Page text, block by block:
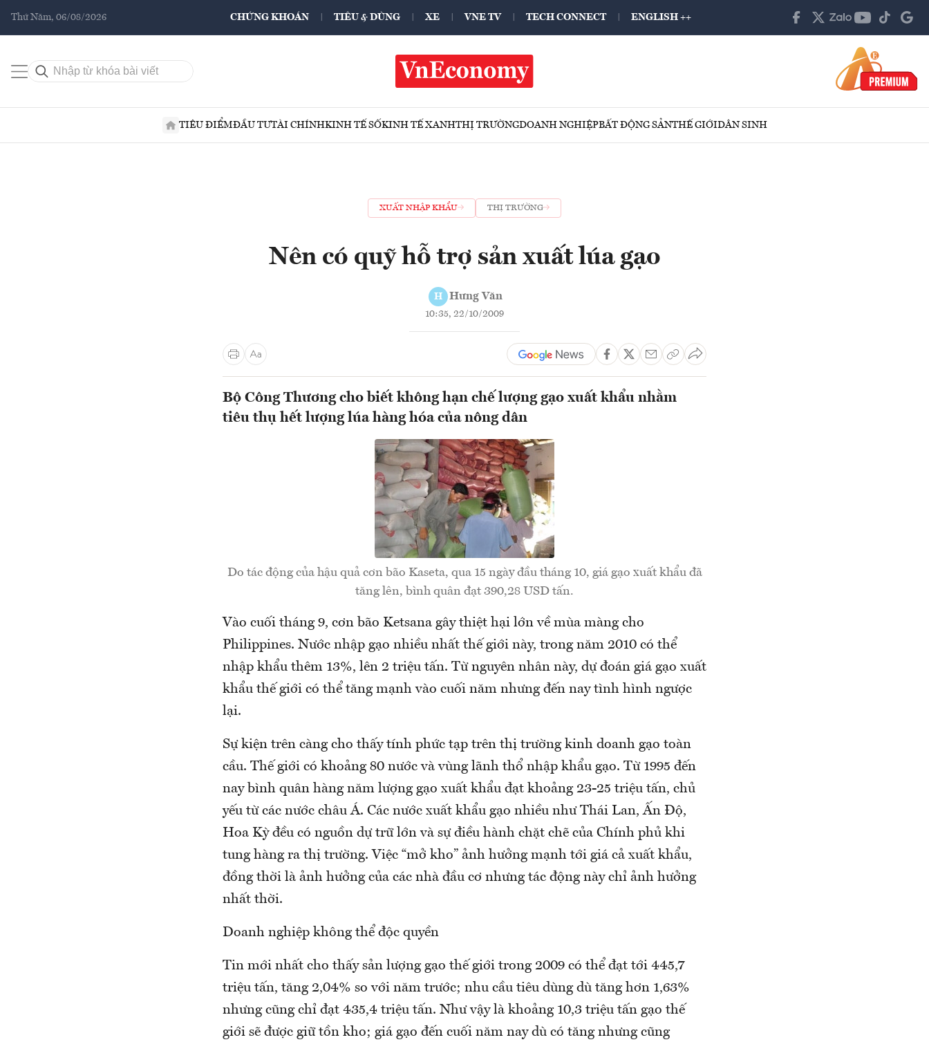
Thứ Năm, 06/08/2026 CHỨNG KHOÁN TIÊU & DÙNG XE VNE TV TECH CONNECT ENGLISH ++
TIÊU ĐIỂMĐẦU TƯTÀI CHÍNHKINH TẾ SỐKINH TẾ XANHTHỊ TRƯỜNGDOANH NGHIỆPBẤT ĐỘNG SẢNTHẾ GIỚIDÂN SINH
XUẤT NHẬP KHẨU THỊ TRƯỜNG
Nên có quỹ hỗ trợ sản xuất lúa gạo
H Hưng Văn
10:35, 22/10/2009
Bộ Công Thương cho biết không hạn chế lượng gạo xuất khẩu nhằm
tiêu thụ hết lượng lúa hàng hóa của nông dân
Do tác động của hậu quả cơn bão Kaseta, qua 15 ngày đầu tháng 10, giá gạo xuất khẩu đã
tăng lên, bình quân đạt 390,28 USD tấn.
Vào cuối tháng 9, cơn bão Ketsana gây thiệt hại lớn về mùa màng cho
Philippines. Nước nhập gạo nhiều nhất thế giới này, trong năm 2010 có thể
nhập khẩu thêm 13%, lên 2 triệu tấn. Từ nguyên nhân này, dự đoán giá gạo xuất
khẩu thế giới có thể tăng mạnh vào cuối năm nhưng đến nay tình hình ngược
lại.
Sự kiện trên càng cho thấy tính phức tạp trên thị trường kinh doanh gạo toàn
cầu. Thế giới có khoảng 80 nước và vùng lãnh thổ nhập khẩu gạo. Từ 1995 đến
nay bình quân hàng năm lượng gạo xuất khẩu đạt khoảng 23-25 triệu tấn, chủ
yếu từ các nước châu Á. Các nước xuất khẩu gạo nhiều như Thái Lan, Ấn Độ,
Hoa Kỳ đều có nguồn dự trữ lớn và sự điều hành chặt chẽ của Chính phủ khi
tung hàng ra thị trường. Việc “mở kho” ảnh hưởng mạnh tới giá cả xuất khẩu,
đồng thời là ảnh hưởng của các nhà đầu cơ nhưng tác động này chỉ ảnh hưởng
nhất thời.
Doanh nghiệp không thể độc quyền
Tin mới nhất cho thấy sản lượng gạo thế giới trong 2009 có thể đạt tới 445,7
triệu tấn, tăng 2,04% so với năm trước; nhu cầu tiêu dùng dù tăng hơn 1,63%
nhưng cũng chỉ đạt 435,4 triệu tấn. Như vậy là khoảng 10,3 triệu tấn gạo thế
giới sẽ được giữ tồn kho; giá gạo đến cuối năm nay dù có tăng nhưng cũng